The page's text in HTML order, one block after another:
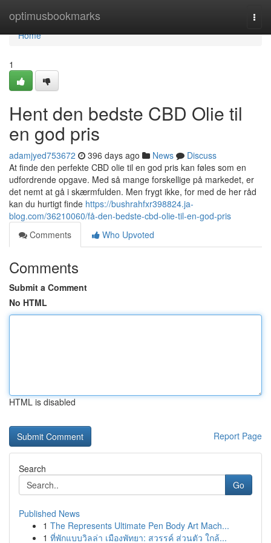
optimusbookmarks
Home
Home
1
Hent den bedste CBD Olie til
en god pris
adamjyed753672 396 days ago News
Discuss
At finde den perfekte CBD olie til en god pris kan føles som en
udfordrende opgave. Med så mange forskellige på markedet, er
det nemt at gå i skærmfulden. Men frygt ikke, for med de her råd
kan du hurtigt finde https://bushrahfxr398824.ja-
blog.com/36210060/få-den-bedste-cbd-olie-til-en-god-pris
Comments
Who Upvoted
Comments
Submit a Comment
No HTML
HTML is disabled
Report Page
Search
Go
Published News
1 The Represents Ultimate Pen Body Art Mach...
1 ที่พักแบบวิลล่า เมืองพัทยา: สวรรค์ ส่วนตัว ใกล้...